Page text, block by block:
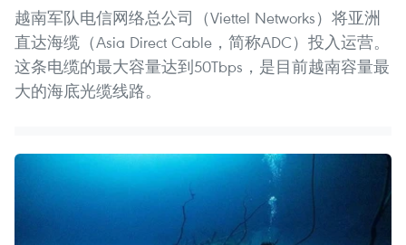
越南军队电信网络总公司（Viettel Networks）将亚洲
直达海缆（Asia Direct Cable，简称ADC）投入运营。
这条电缆的最大容量达到50Tbps，是目前越南容量最
大的海底光缆线路。